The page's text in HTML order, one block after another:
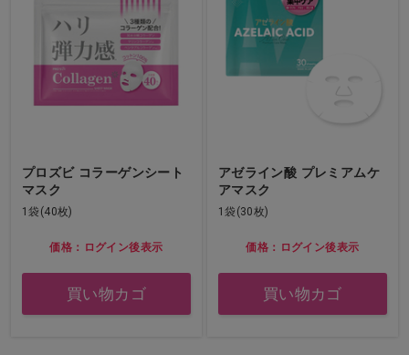
プロズビ コラーゲンシート
マスク
1袋(40枚)
価格：ログイン後表示
買い物カゴ
アゼライン酸 プレミアムケ
アマスク
1袋(30枚)
価格：ログイン後表示
買い物カゴ